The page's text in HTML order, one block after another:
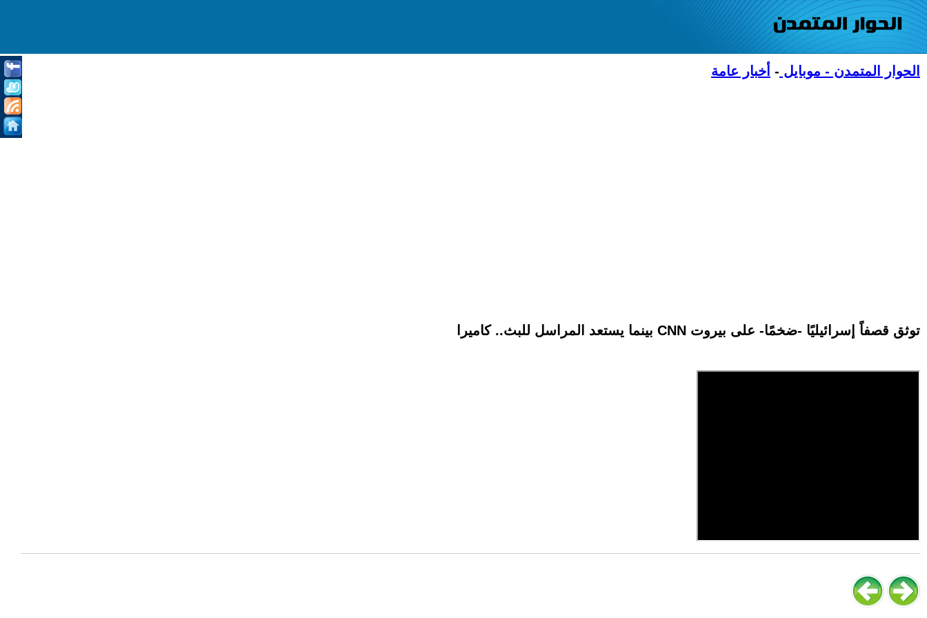
الحوار المتمدن - موبايل - أخبار عامة
بينما يستعد المراسل للبث.. كاميرا CNN توثق قصفاً إسرائيليًا -ضخمًا- على بيروت